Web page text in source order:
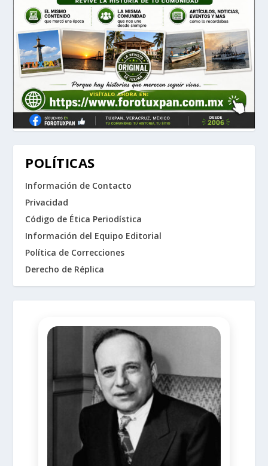
POLÍTICAS
Información de Contacto
Privacidad
Código de Ética Periodística
Información del Equipo Editorial
Política de Correcciones
Derecho de Réplica